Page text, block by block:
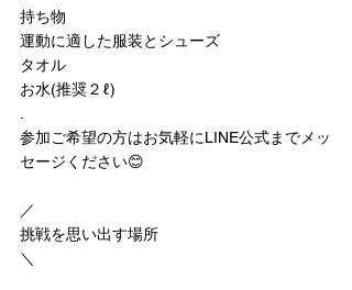
持ち物
運動に適した服装とシューズ
タオル
お水(推奨２ℓ)
参加ご希望の方はお気軽にLINE公式までメッ
セージください😊
／
挑戦を思い出す場所
＼